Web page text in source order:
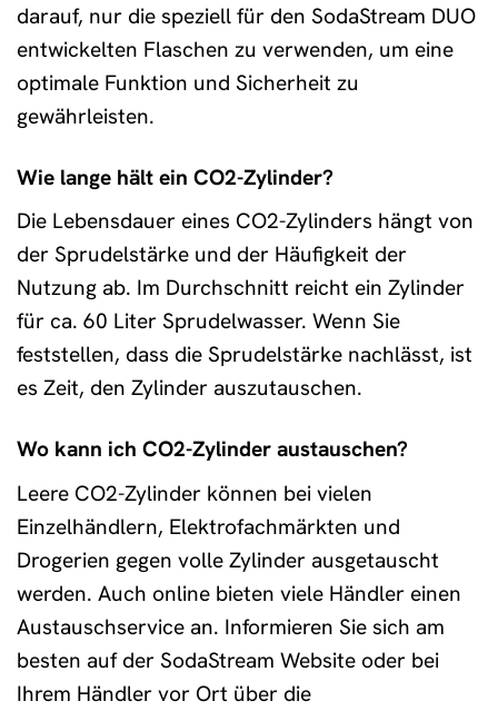
darauf, nur die speziell für den SodaStream DUO
entwickelten Flaschen zu verwenden, um eine
optimale Funktion und Sicherheit zu
gewährleisten.
Wie lange hält ein CO2-Zylinder?
Die Lebensdauer eines CO2-Zylinders hängt von
der Sprudelstärke und der Häufigkeit der
Nutzung ab. Im Durchschnitt reicht ein Zylinder
für ca. 60 Liter Sprudelwasser. Wenn Sie
feststellen, dass die Sprudelstärke nachlässt, ist
es Zeit, den Zylinder auszutauschen.
Wo kann ich CO2-Zylinder austauschen?
Leere CO2-Zylinder können bei vielen
Einzelhändlern, Elektrofachmärkten und
Drogerien gegen volle Zylinder ausgetauscht
werden. Auch online bieten viele Händler einen
Austauschservice an. Informieren Sie sich am
besten auf der SodaStream Website oder bei
Ihrem Händler vor Ort über die